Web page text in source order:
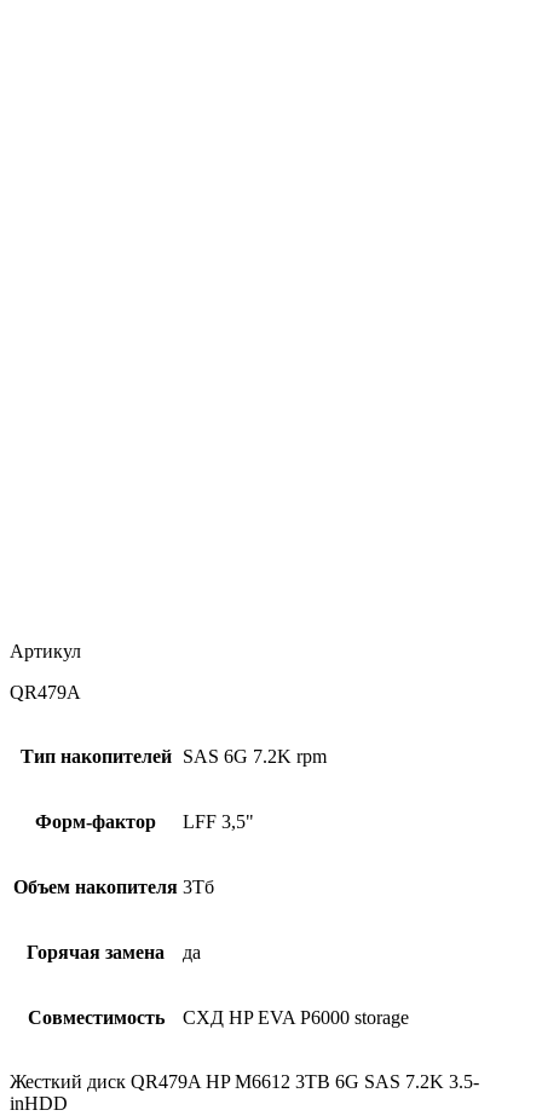
Артикул
QR479A
Тип накопителей SAS 6G 7.2K rpm
Форм-фактор LFF 3,5"
Объем накопителя 3Тб
Горячая замена да
Совместимость СХД HP EVA P6000 storage
Жесткий диск QR479A HP M6612 3TB 6G SAS 7.2K 3.5-
inHDD